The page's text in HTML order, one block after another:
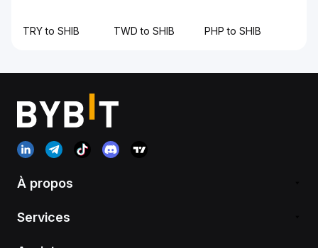
TRY to SHIB TWD to SHIB PHP to SHIB
À propos
Services